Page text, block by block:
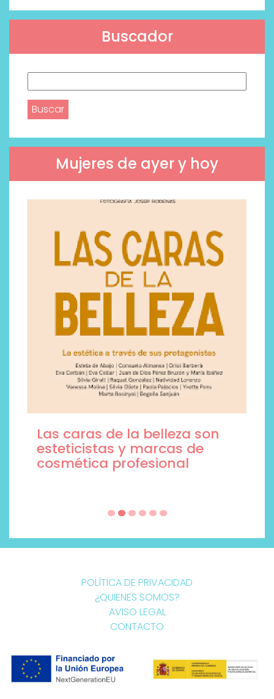
Buscador
Mujeres de ayer y hoy
Las caras de la belleza son
esteticistas y marcas de
cosmética profesional
POLÍTICA DE PRIVACIDAD
¿QUIENES SOMOS?
AVISO LEGAL
CONTACTO